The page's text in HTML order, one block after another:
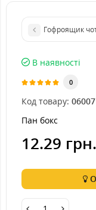
Гофроящик
В наявності
0
Код товару: 06007
Пан бокс
12.29 грн.